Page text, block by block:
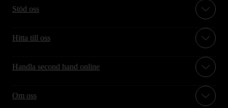
Stöd oss
Hitta till oss
Handla second hand online
Om oss